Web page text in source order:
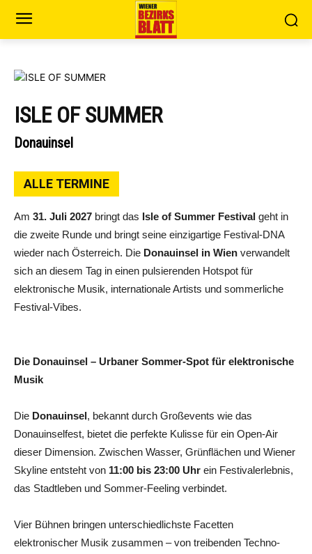
ISLE OF SUMMER
Donauinsel
ALLE TERMINE
Am 31. Juli 2027 bringt das Isle of Summer Festival geht in
die zweite Runde und bringt seine einzigartige Festival-DNA
wieder nach Österreich. Die Donauinsel in Wien verwandelt
sich an diesem Tag in einen pulsierenden Hotspot für
elektronische Musik, internationale Artists und sommerliche
Festival-Vibes.
Die Donauinsel – Urbaner Sommer-Spot für elektronische
Musik
Die Donauinsel, bekannt durch Großevents wie das
Donauinselfest, bietet die perfekte Kulisse für ein Open-Air
dieser Dimension. Zwischen Wasser, Grünflächen und Wiener
Skyline entsteht von 11:00 bis 23:00 Uhr ein Festivalerlebnis,
das Stadtleben und Sommer-Feeling verbindet.
Vier Bühnen bringen unterschiedlichste Facetten
elektronischer Musik zusammen – von treibenden Techno-